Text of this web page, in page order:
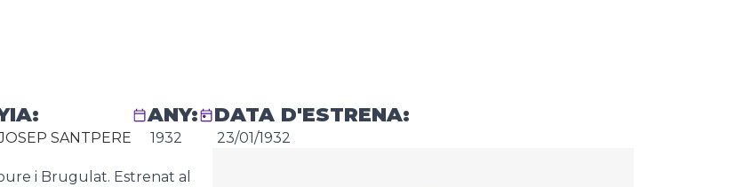
SANTPERE
ANY:
1932
DATA D'ESTRENA:
23/01/1932
i Brugulat. Estrenat al